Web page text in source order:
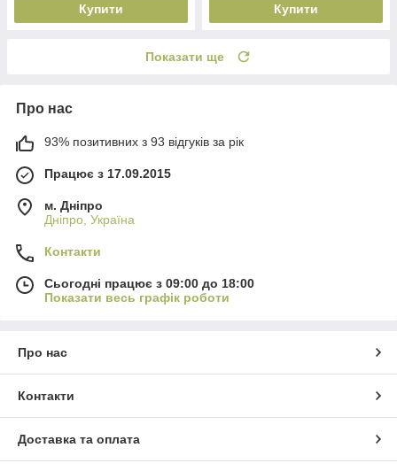
Купити Купити
Показати ще
Про нас
93% позитивних з 93 відгуків за рік
Працює з 17.09.2015
м. Дніпро
Дніпро, Україна
Контакти
Сьогодні працює з 09:00 до 18:00
Показати весь графік роботи
Про нас
Контакти
Доставка та оплата